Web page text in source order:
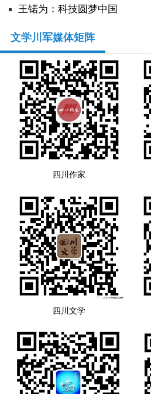
王锘为：科技圆梦中国
文学川军媒体矩阵
四川作家
四川文学